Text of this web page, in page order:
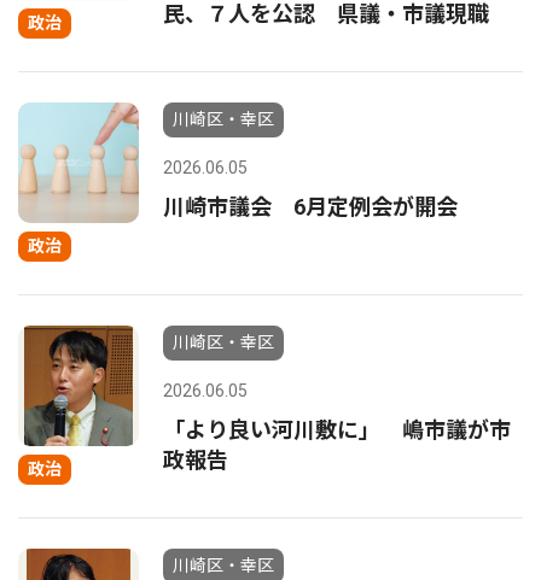
政治
民、７人を公認 県議・市議現職
政治
川崎区・幸区
2026.06.05
川崎市議会 6月定例会が開会
政治
川崎区・幸区
2026.06.05
「より良い河川敷に」 嶋市議が市
政報告
川崎区・幸区